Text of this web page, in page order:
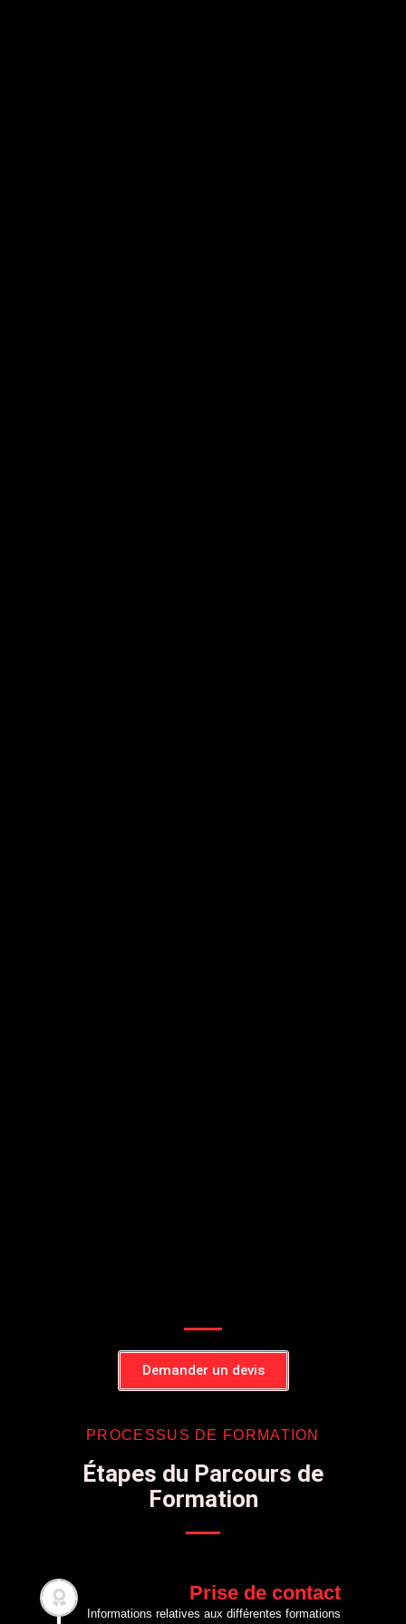
Demander un devis
PROCESSUS DE FORMATION
Étapes du Parcours de
Formation
Prise de contact
Informations relatives aux différentes formations